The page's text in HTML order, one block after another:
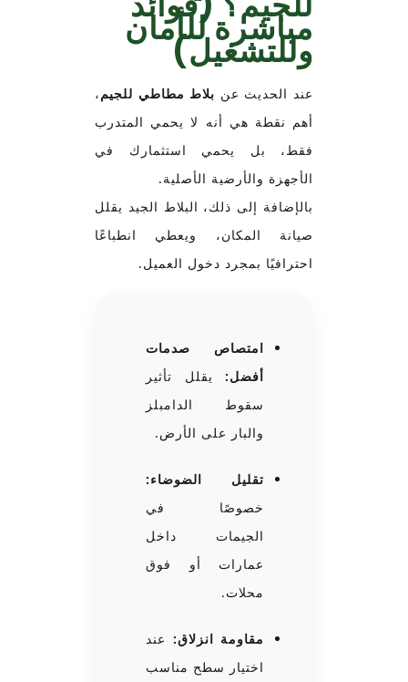
مباشرة للأمان
وللتشغيل)
عند الحديث عن بلاط مطاطي للجيم،
أهم نقطة هي أنه لا يحمي المتدرب
فقط، بل يحمي استثمارك في
الأجهزة والأرضية الأصلية.
بالإضافة إلى ذلك، البلاط الجيد يقلل
صيانة المكان، ويعطي انطباعًا
احترافيًا بمجرد دخول العميل.
امتصاص صدمات
أفضل: يقلل تأثير
سقوط الدامبلز
والبار على الأرض.
تقليل الضوضاء:
خصوصًا في
الجيمات داخل
عمارات أو فوق
محلات.
مقاومة انزلاق: عند
اختيار سطح مناسب